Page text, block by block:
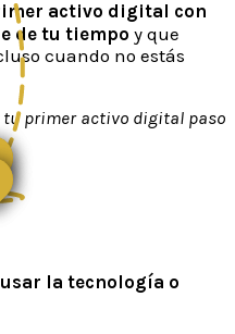
activo digital con
de tu tiempo y que
cuando no estás
tu primer activo digital paso
la tecnología o